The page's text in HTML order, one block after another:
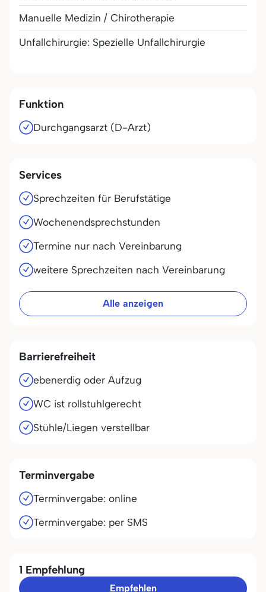
Manuelle Medizin / Chirotherapie
Unfallchirurgie: Spezielle Unfallchirurgie
Funktion
Durchgangsarzt (D-Arzt)
Services
Sprechzeiten für Berufstätige
Wochenendsprechstunden
Termine nur nach Vereinbarung
weitere Sprechzeiten nach Vereinbarung
Alle anzeigen
Barrierefreiheit
ebenerdig oder Aufzug
WC ist rollstuhlgerecht
Stühle/Liegen verstellbar
Terminvergabe
Terminvergabe: online
Terminvergabe: per SMS
1 Empfehlung
Empfehlen